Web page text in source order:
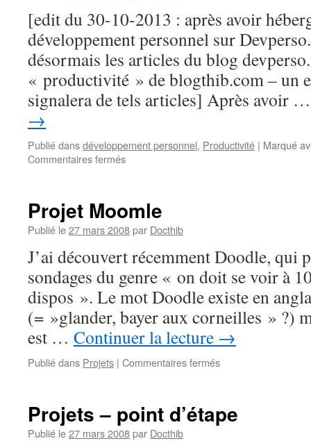
#6
[edit du 30-10-2013 : après avoir
développement personnel sur
désormais les articles du blog
« productivité » de blogthib.com – un
signalera de tels articles] Après avoir
→
Publié dansdéveloppement personnel, Productivité | Marqué
Commentaires ferméssur
blog
Projet Moomle
Publié le27 mars 2008par Docthib
J’ai découvert récemment Doodle, qui
sondages du genre « on doit se voir à
dispos ». Le mot Doodle existe en
(= »glander, bayer aux corneilles » ?)
est … Continuer la lecture →
Publié dans Projets | Commentaires ferméssur
Projets – point d’étape
Publié le27 mars 2008par Docthib